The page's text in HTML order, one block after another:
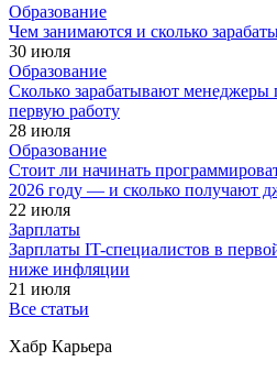
Образование
Чем занимаются и сколько
30 июля
Образование
Сколько зарабатывают менеджеры
первую работу
28 июля
Образование
Стоит ли начинать
2026 году — и сколько получают
22 июля
Зарплаты
Зарплаты IT-специалистов в
ниже инфляции
21 июля
Все статьи
Хабр Карьера